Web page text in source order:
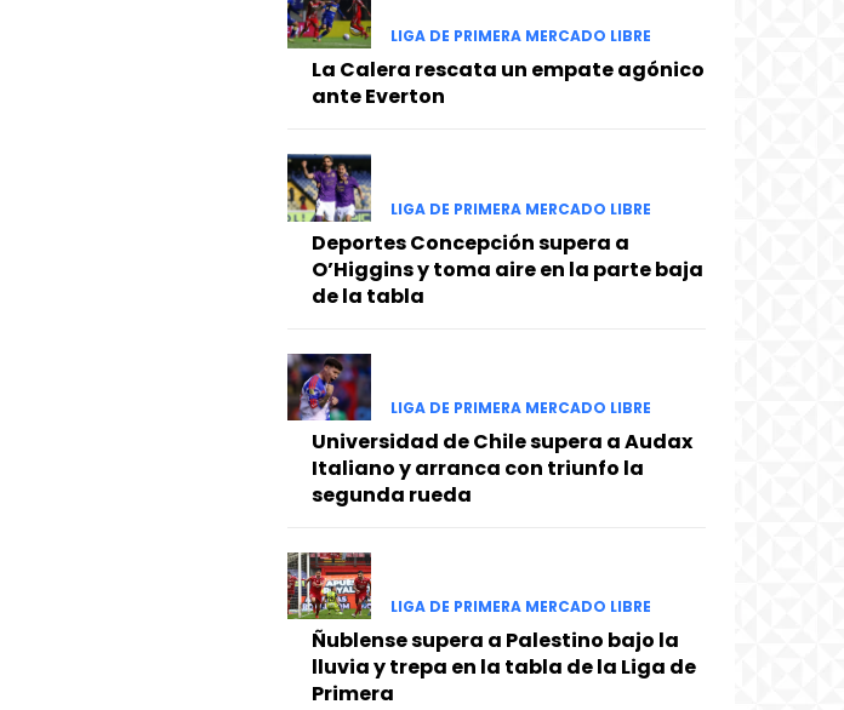
LIGA DE PRIMERA MERCADO LIBRE
La Calera rescata un empate agónico
ante Everton
LIGA DE PRIMERA MERCADO LIBRE
Deportes Concepción supera a
O’Higgins y toma aire en la parte baja
de la tabla
LIGA DE PRIMERA MERCADO LIBRE
Universidad de Chile supera a Audax
Italiano y arranca con triunfo la
segunda rueda
LIGA DE PRIMERA MERCADO LIBRE
Ñublense supera a Palestino bajo la
lluvia y trepa en la tabla de la Liga de
Primera